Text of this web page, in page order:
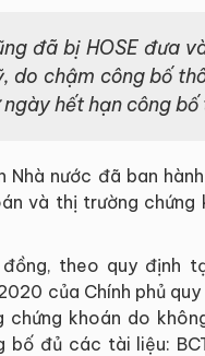
đã bị HOSE đưa
do chậm công bố
hết hạn công bố
Nhà nước đã ban
và thị trường
theo quy định
của Chính phủ
chứng khoán do
đủ các tài liệu: